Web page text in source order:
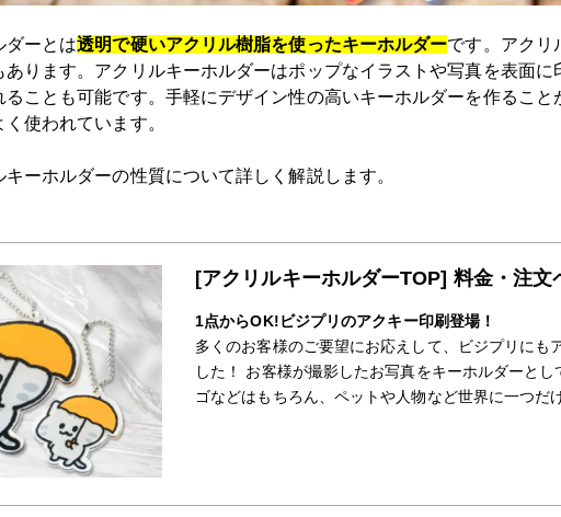
ダーとは透明で硬いアクリル樹脂を使ったキーホルダーです。アクリ
あります。アクリルキーホルダーはポップなイラストや写真を表面
ることも可能です。手軽にデザイン性の高いキーホルダーを作るこ
使われています。
ーホルダーの性質について詳しく解説します。
[アクリルキーホルダーTOP] 料金・注文
1点からOK!ビジプリのアクキー印刷登場！
多くのお客様のご要望にお応えして、ビジプリにも
した！ お客様が撮影したお写真をキーホルダーと
ゴなどはもちろん、ペットや人物など世界に一つだ